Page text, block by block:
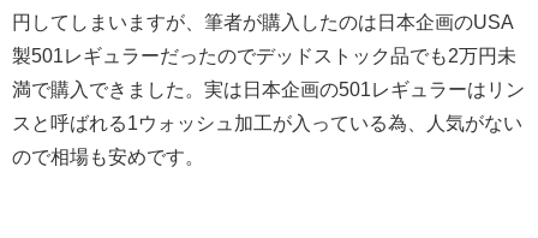
円してしまいますが、筆者が購入したのは日本企画のUSA
製501レギュラーだったのでデッドストック品でも2万円未
満で購入できました。実は日本企画の501レギュラーはリン
スと呼ばれる1ウォッシュ加工が入っている為、人気がない
ので相場も安めです。